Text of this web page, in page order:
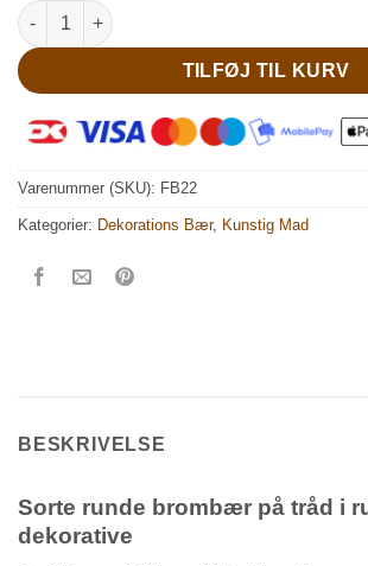
Sorte runde brombær på tråd antal
TILFØJ TIL KURV
Varenummer (SKU): FB22
Kategorier: Dekorations Bær, Kunstig Mad
BESKRIVELSE
Sorte runde brombær på tråd i
dekorative